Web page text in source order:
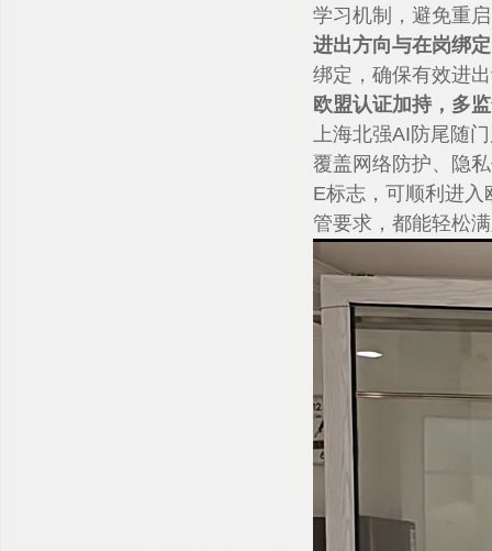
学习机制，避免重
进出方向与在岗绑
绑定，确保有效进
欧盟认证加持，多
上海北强AI防尾随
覆盖网络防护、隐
E标志，可顺利进
管要求，都能轻松